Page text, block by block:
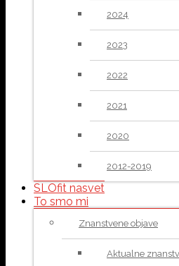
2024
2023
2022
2021
2020
2012-2019
SLOfit nasvet
To smo mi
Znanstvene objave
Aktualne